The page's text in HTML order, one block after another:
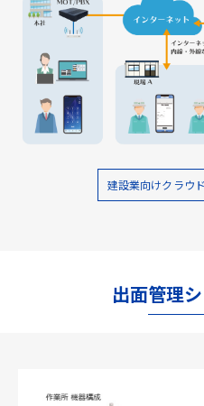
建設業向けクラウ
出面管理